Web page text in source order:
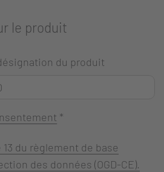
le produit
du produit
*
du règlement de base
des données (OGD-CE).